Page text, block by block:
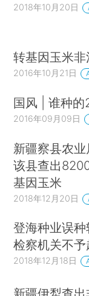
2018年10月20日
转基因玉米
2016年10月21日
国风 | 谁种
2016年09月09日
新疆察县农
该县查出
基因玉米
2018年12月20日
登海种业误
检察机关不
2018年12月18日